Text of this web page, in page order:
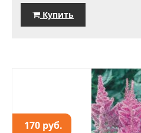
Купить
170 руб.